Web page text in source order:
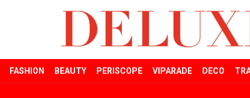
FASHION BEAUTY PERISCOPE VIPARADE DECO